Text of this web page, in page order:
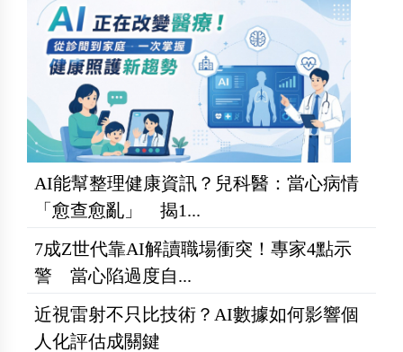
AI能幫整理健康資訊？兒科醫：當心病情
「愈查愈亂」 揭1...
7成Z世代靠AI解讀職場衝突！專家4點示
警 當心陷過度自...
近視雷射不只比技術？AI數據如何影響個
人化評估成關鍵